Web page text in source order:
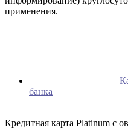
применения.
банка
Кредитная карта Platinum с